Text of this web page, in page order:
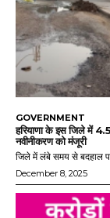
GOVERNMENT
हरियाणा के इस जिले में
नवीनीकरण को मंजूरी
जिले में लंबे समय से बदहाल
December 8, 2025